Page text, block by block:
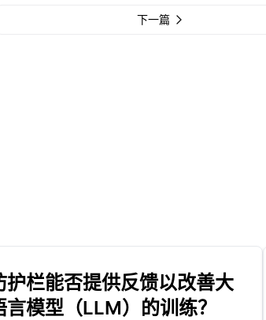
下一篇
护栏能否提供反馈以改善大
言模型（LLM）的训练？